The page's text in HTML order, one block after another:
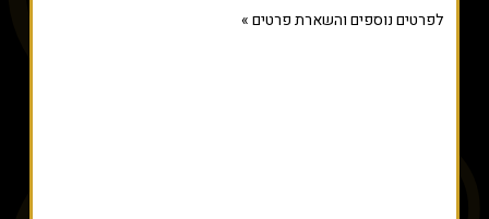
לפרטים נוספים והשארת פרטים »